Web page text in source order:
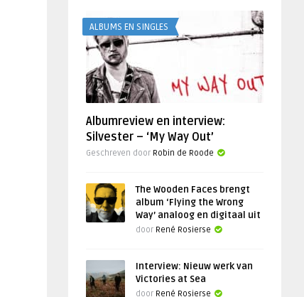
ALBUMS EN SINGLES
Albumreview en interview:
Silvester – ‘My Way Out’
Geschreven door Robin de Roode
The Wooden Faces brengt
album ‘Flying the Wrong
Way’ analoog en digitaal uit
door René Rosierse
Interview: Nieuw werk van
Victories at Sea
door René Rosierse